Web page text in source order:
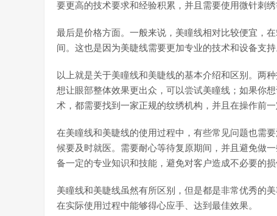
要更高的技术要求和经验积累，并且需要使用微针刺绣
最后是价格方面。一般来说，美瞳线相对比较便宜，
间。这也是因为美睫线需要更加专业的技术和设备支持
以上就是关于美瞳线和美睫线的基本介绍和区别。两
想让眼部整体效果更出众，可以尝试美瞳线；如果你
术，都需要找到一家正规的纹绣机构，并且在操作前
在美瞳线和美睫线的使用过程中，有些常见问题也需
候要及时就医。需要耐心等待复原期间，并且避免做
备一定的专业知识和技能，避免对客户造成不必要的损
美瞳线和美睫线虽然有所区别，但是都是非常优秀的
在实际使用过程中能够得心应手、达到最佳效果。